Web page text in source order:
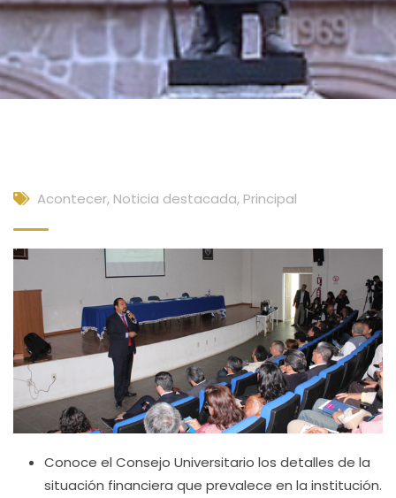
Acontecer, Noticia destacada, Principal
Conoce el Consejo Universitario los detalles de la
situación financiera que prevalece en la institución.